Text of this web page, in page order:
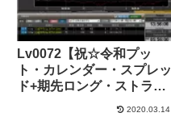
Lv0072【祝☆令和プッ
ト・カレンダー・スプレッ
ド+期先ロング・ストラン
2020.03.14